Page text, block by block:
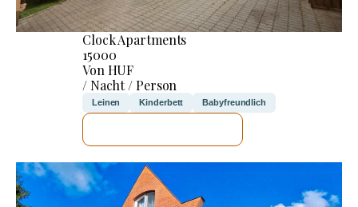
Clock Apartments
15000
Von HUF
/ Nacht / Person
Leinen Kinderbett Babyfreundlich